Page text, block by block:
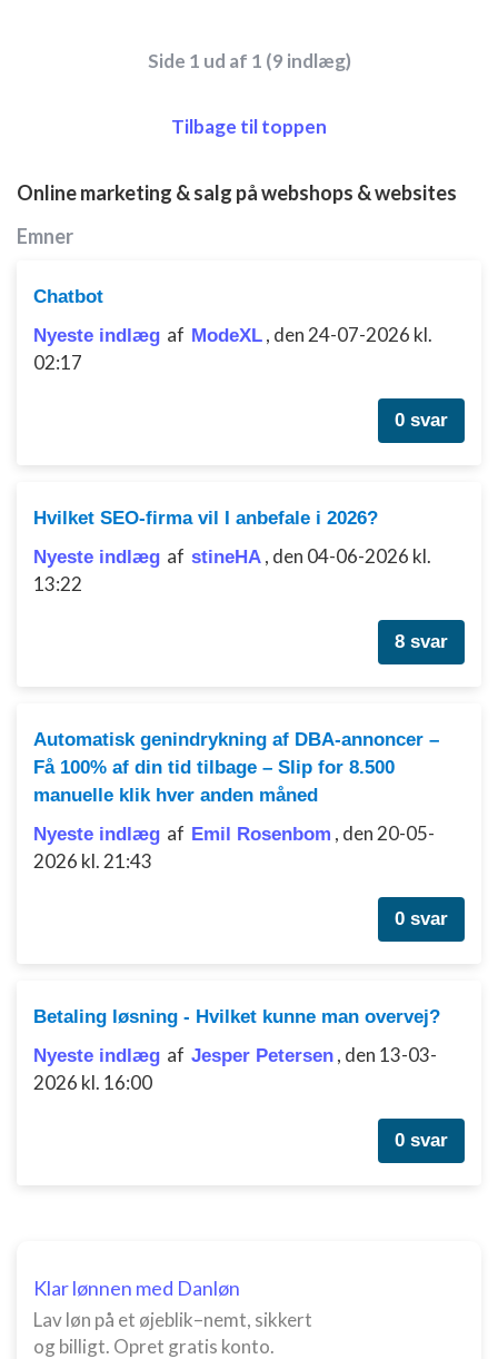
Side 1 ud af 1 (9 indlæg)
Tilbage til toppen
Online marketing & salg på webshops & websites
Emner
Chatbot
Nyeste indlæg af ModeXL , den 24-07-2026 kl.
02:17
0 svar
Hvilket SEO-firma vil I anbefale i 2026?
Nyeste indlæg af stineHA , den 04-06-2026 kl.
13:22
8 svar
Automatisk genindrykning af DBA-annoncer –
Få 100% af din tid tilbage – Slip for 8.500
manuelle klik hver anden måned
Nyeste indlæg af Emil Rosenbom , den 20-05-
2026 kl. 21:43
0 svar
Betaling løsning - Hvilket kunne man overvej?
Nyeste indlæg af Jesper Petersen , den 13-03-
2026 kl. 16:00
0 svar
Klar lønnen med Danløn
Lav løn på et øjeblik–nemt, sikkert
og billigt. Opret gratis konto.